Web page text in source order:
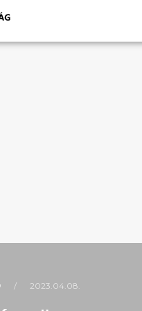
/ 2023.04.08.